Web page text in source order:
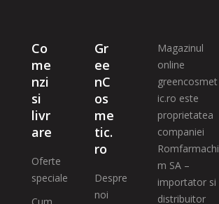
Co
me
nzi
si
livr
are
Oferte
speciale
Gr
ee
nC
os
me
tic.
ro
Despre
noi
Magazinul
online
greencosmet
ic.ro este
proprietatea
companiei
Romfarmachi
m SA –
importator si
distribuitor